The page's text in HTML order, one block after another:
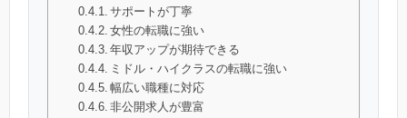
サポートが丁寧
女性の転職に強い
年収アップが期待できる
ミドル・ハイクラスの転職に強い
幅広い職種に対応
非公開求人が豊富